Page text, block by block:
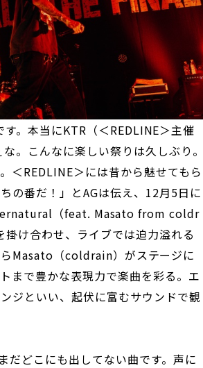
す。本当にKTR（＜REDLINE＞主催
。こんなに楽しい祭りは久しぶり。
＜REDLINE＞には昔から魅せてもら
の番だ！」とAGは伝え、12月5日に
（feat. Masato from coldr
け合わせ、ライブでは迫力溢れる
Masato（coldrain）がステージに
まで豊かな表現力で楽曲を彩る。エ
ジといい、起伏に富むサウンドで観
だどこにも出してない曲です。声に